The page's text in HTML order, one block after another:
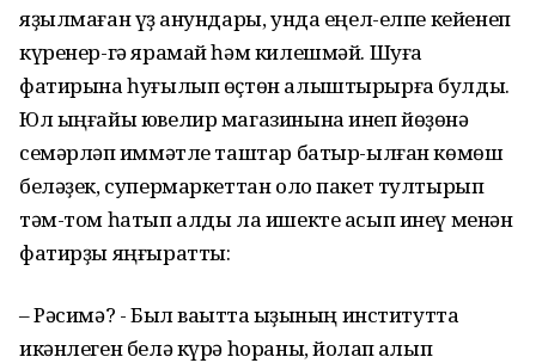
яҙылмаған үҙ ҡанундары, унда еңел-елпе кейенеп
күренер-гә ярамай һәм килешмәй. Шуға
фатирына һуғылып өҫтөн алыштырырға булды.
Юл ыңғайы ювелир магазинына инеп йөҙөнә
семәрләп ҡиммәтле таштар батыр-ылған көмөш
беләҙек, супермаркеттан оло пакет тултырып
тәм-том һатып алды ла ишекте асып инеү менән
фатирҙы яңғыратты:
– Рәсимә? - Был ваҡытта ҡыҙының институтта
икәнлеген белә күрә һораны, йоҡлап ҡалып